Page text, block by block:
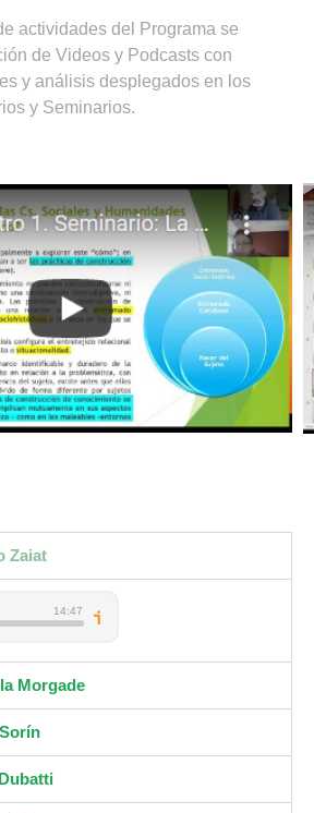
actividades del Programa se
de Videos y Podcasts con
y análisis desplegados en los
y Seminarios.
Zaiat
Morgade